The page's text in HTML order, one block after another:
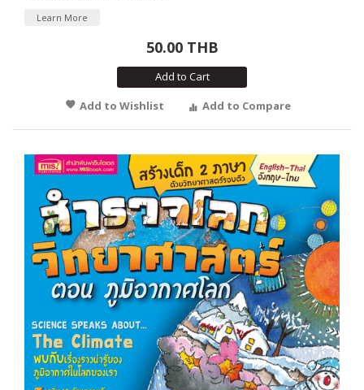
Learn More
50.00 THB
Add to Cart
Add to Wishlist
Add to Compare